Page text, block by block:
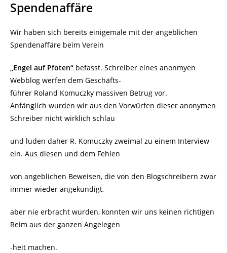
Spendenaffäre
Wir haben sich bereits einigemale mit der angeblichen
Spendenaffäre beim Verein
„Engel auf Pfoten“ befasst. Schreiber eines anonmyen
Webblog werfen dem Geschäfts-
führer Roland Komuczky massiven Betrug vor.
Anfänglich wurden wir aus den Vorwürfen dieser anonymen
Schreiber nicht wirklich schlau
und luden daher R. Komuczky zweimal zu einem Interview
ein. Aus diesen und dem Fehlen
von angeblichen Beweisen, die von den Blogschreibern zwar
immer wieder angekündigt,
aber nie erbracht wurden, konnten wir uns keinen richtigen
Reim aus der ganzen Angelegen
-heit machen.